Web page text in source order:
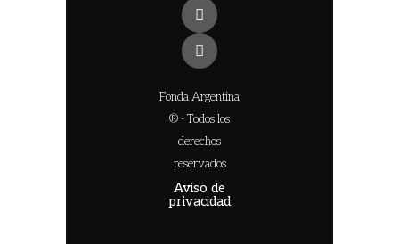
Fonda Argentina
® - Todos los
derechos
reservados
Aviso de
privacidad